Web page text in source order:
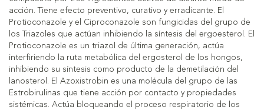
acción. Tiene efecto preventivo, curativo y erradicante. El
Protioconazole y el Ciproconazole son fungicidas del grupo de
los Triazoles que actúan inhibiendo la síntesis del ergoesterol. El
Protioconazole es un triazol de última generación, actúa
interfiriendo la ruta metabólica del ergosterol de los hongos,
inhibiendo su síntesis como producto de la demetilación del
lanosterol. El Azoxistrobin es una molécula del grupo de las
Estrobirulinas que tiene acción por contacto y propiedades
sistémicas. Actúa bloqueando el proceso respiratorio de los